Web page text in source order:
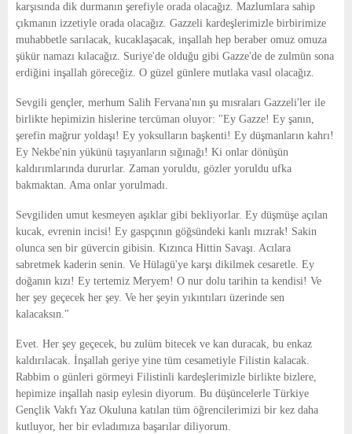
karşısında dik durmanın şerefiyle orada olacağız. Mazlumlara sahip
çıkmanın izzetiyle orada olacağız. Gazzeli kardeşlerimizle birbirimize
muhabbetle sarılacak, kucaklaşacak, inşallah hep beraber omuz omuza
şükür namazı kılacağız. Suriye'de olduğu gibi Gazze'de de zulmün sona
erdiğini inşallah göreceğiz. O güzel günlere mutlaka vasıl olacağız.
Sevgili gençler, merhum Salih Fervana'nın şu mısraları Gazzeli'ler ile
birlikte hepimizin hislerine tercüman oluyor: "Ey Gazze! Ey şanın,
şerefin mağrur yoldaşı! Ey yoksulların başkenti! Ey düşmanların kahrı!
Ey Nekbe'nin yükünü taşıyanların sığınağı! Ki onlar dönüşün
kaldırımlarında dururlar. Zaman yoruldu, gözler yoruldu ufka
bakmaktan. Ama onlar yorulmadı.
Sevgiliden umut kesmeyen aşıklar gibi bekliyorlar. Ey düşmüşe açılan
kucak, evrenin incisi! Ey gaspçının göğsündeki kanlı mızrak! Sakin
olunca sen bir güvercin gibisin. Kızınca Hittin Savaşı. Acılara
sabretmek kaderin senin. Ve Hülagü'ye karşı dikilmek cesaretle. Ey
doğanın kızı! Ey tertemiz Meryem! O nur dolu tarihin ta kendisi! Ve
her şey geçecek her şey. Ve her şeyin yıkıntıları üzerinde sen
kalacaksın."
Evet. Her şey geçecek, bu zulüm bitecek ve kan duracak, bu enkaz
kaldırılacak. İnşallah geriye yine tüm cesametiyle Filistin kalacak.
Rabbim o günleri görmeyi Filistinli kardeşlerimizle birlikte bizlere,
hepimize inşallah nasip eylesin diyorum. Bu düşüncelerle Türkiye
Gençlik Vakfı Yaz Okuluna katılan tüm öğrencilerimizi bir kez daha
kutluyor, her bir evladımıza başarılar diliyorum.